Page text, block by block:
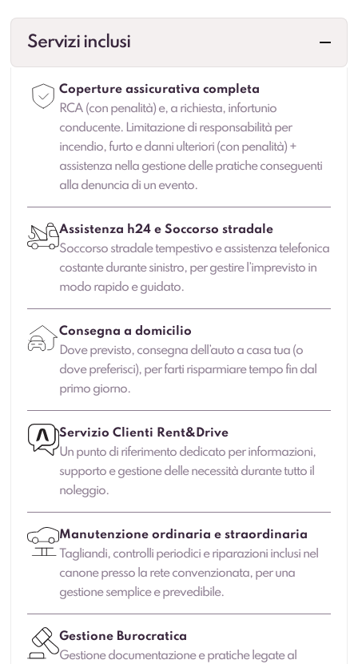
Servizi inclusi
Coperture assicurativa completa
RCA (con penalità) e, a richiesta, infortunio
conducente. Limitazione di responsabilità per
incendio, furto e danni ulteriori (con penalità) +
assistenza nella gestione delle pratiche conseguenti
alla denuncia di un evento.
Assistenza h24 e Soccorso stradale
Soccorso stradale tempestivo e assistenza telefonica
costante durante sinistro, per gestire l’imprevisto in
modo rapido e guidato.
Consegna a domicilio
Dove previsto, consegna dell’auto a casa tua (o
dove preferisci), per farti risparmiare tempo fin dal
primo giorno.
Servizio Clienti Rent&Drive
Un punto di riferimento dedicato per informazioni,
supporto e gestione delle necessità durante tutto il
noleggio.
Manutenzione ordinaria e straordinaria
Tagliandi, controlli periodici e riparazioni inclusi nel
canone presso la rete convenzionata, per una
gestione semplice e prevedibile.
Gestione Burocratica
Gestione documentazione e pratiche legate al